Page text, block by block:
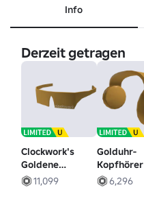
Info
Derzeit getragen
Clockwork's
Goldene
Schattierungen
11,099
Golduhr-
Kopfhörer
6,296